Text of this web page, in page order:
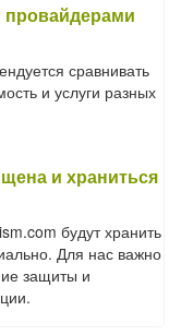
провайдерами
сравнивать
и услуги разных
и храниться
будут хранить
Для нас важно
защиты и